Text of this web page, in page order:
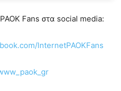
Fans στα social media:
InternetPAOKFans